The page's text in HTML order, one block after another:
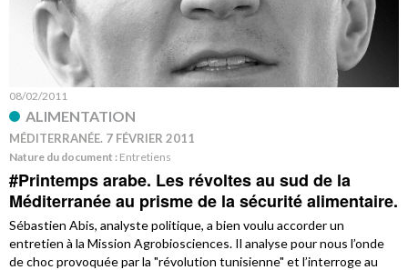
08/02/2011
ALIMENTATION
MÉDITERRANÉE. 7 FÉVRIER 2011
Nature du document : Entretiens
#Printemps arabe. Les révoltes au sud de la
Méditerranée au prisme de la sécurité alimentaire.
Sébastien Abis, analyste politique, a bien voulu accorder un
entretien à la Mission Agrobiosciences. Il analyse pour nous l’onde
de choc provoquée par la "révolution tunisienne" et l’interroge au